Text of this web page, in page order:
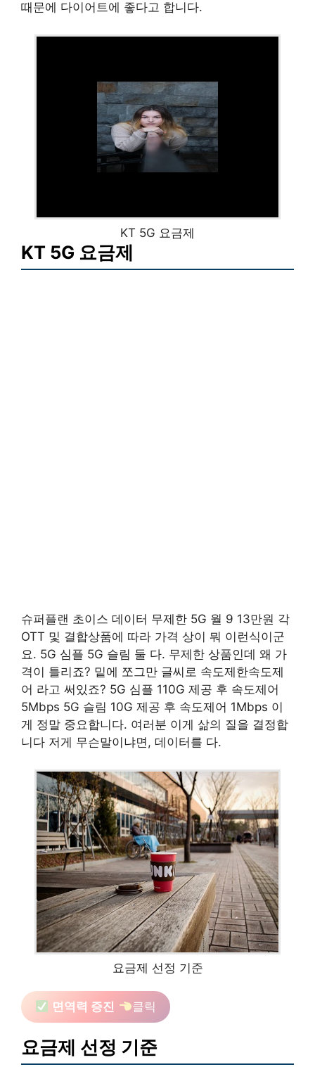
때문에 다이어트에 좋다고 합니다.
KT 5G 요금제
KT 5G 요금제
슈퍼플랜 초이스 데이터 무제한 5G 월 9 13만원 각
OTT 및 결합상품에 따라 가격 상이 뭐 이런식이군
요. 5G 심플 5G 슬림 둘 다. 무제한 상품인데 왜 가
격이 틀리죠? 밑에 쪼그만 글씨로 속도제한속도제
어 라고 써있죠? 5G 심플 110G 제공 후 속도제어
5Mbps 5G 슬림 10G 제공 후 속도제어 1Mbps 이
게 정말 중요합니다. 여러분 이게 삶의 질을 결정합
니다 저게 무슨말이냐면, 데이터를 다.
요금제 선정 기준
면역력 증진 클릭
요금제 선정 기준